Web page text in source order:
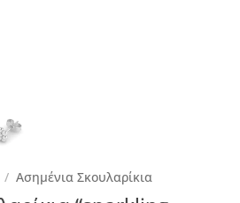
/ Ασημένια Σκουλαρίκια